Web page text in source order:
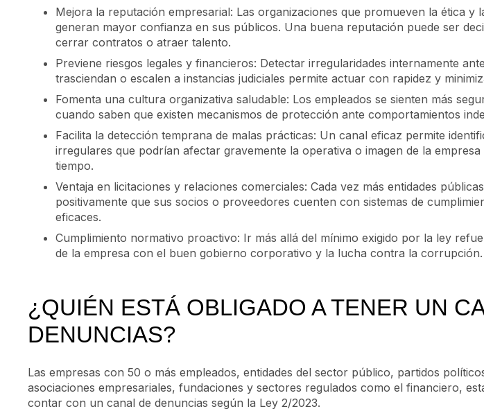
Mejora la reputación empresarial: Las organizaciones que promueven la ética y
generan mayor confianza en sus públicos. Una buena reputación puede ser
cerrar contratos o atraer talento.
Previene riesgos legales y financieros: Detectar irregularidades internamente
trasciendan o escalen a instancias judiciales permite actuar con rapidez y
Fomenta una cultura organizativa saludable: Los empleados se sienten más
cuando saben que existen mecanismos de protección ante comportamientos
Facilita la detección temprana de malas prácticas: Un canal eficaz permite
irregulares que podrían afectar gravemente la operativa o imagen de la
tiempo.
Ventaja en licitaciones y relaciones comerciales: Cada vez más entidades
positivamente que sus socios o proveedores cuenten con sistemas de
eficaces.
Cumplimiento normativo proactivo: Ir más allá del mínimo exigido por la ley
de la empresa con el buen gobierno corporativo y la lucha contra la corrupción.
¿QUIÉN ESTÁ OBLIGADO A TENER UN
DENUNCIAS?
Las empresas con 50 o más empleados, entidades del sector público, partidos
asociaciones empresariales, fundaciones y sectores regulados como el financiero,
contar con un canal de denuncias según la Ley 2/2023.